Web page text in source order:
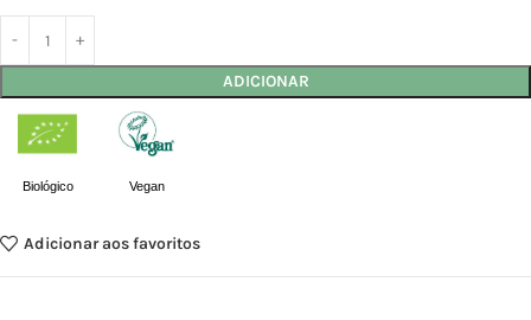
ADICIONAR
Biológico Vegan
Adicionar aos favoritos